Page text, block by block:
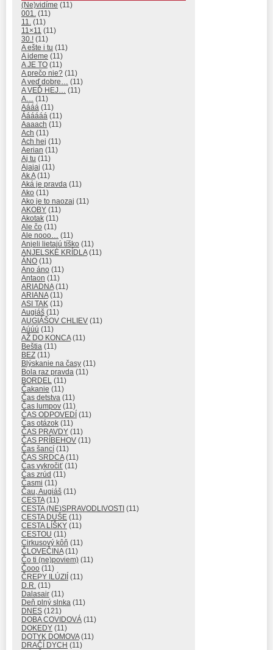
(Ne)vidíme (11)
001. (11)
11. (11)
11×11 (11)
30.! (11)
A ešte i tu (11)
A ideme (11)
A JE TO (11)
A prečo nie? (11)
A veď dobre… (11)
A VEĎ HEJ… (11)
A… (11)
Aááá (11)
Áááááá (11)
Aaaach (11)
Ach (11)
Ach hej (11)
Aerian (11)
Aj tu (11)
Ajajaj (11)
Ak A(11)
Aká je pravda (11)
Ako (11)
Ako je to naozaj (11)
AKOBY (11)
Akotak (11)
Ale čo (11)
Ale nooo… (11)
Anjeli lietajú tíško (11)
ANJELSKÉ KRÍDLA(11)
ÁNO (11)
Ano áno (11)
Antaon (11)
ARIADNA(11)
ARIANA(11)
ASI TAK (11)
Augiáš (11)
AUGIÁŠOV CHLIEV (11)
Aúúú (11)
AŽ DO KONCA(11)
Beštia (11)
BEZ (11)
Blýskanie na časy (11)
Bola raz pravda (11)
BORDEL (11)
Čakanie (11)
Čas detstva (11)
Čas lumpov (11)
ČAS ODPOVEDÍ (11)
Čas otázok (11)
ČAS PRAVDY (11)
ČAS PRÍBEHOV (11)
Čas šancí (11)
ČAS SRDCA(11)
Čas vykročiť (11)
Čas zrúd (11)
Časmi (11)
Čau, Augiáš (11)
CESTA(11)
CESTA (NE)SPRAVODLIVOSTI (11)
CESTA DUŠE (11)
CESTA LÍŠKY (11)
CESTOU (11)
Cirkusový kôň (11)
ČLOVEČINA(11)
Čo ti (ne)poviem) (11)
Čooo (11)
ČREPY ILÚZIÍ
(11)
D.R. (11)
Dalasair (11)
Deň plný slnka (11)
DNES (121)
DOBA COVIDOVÁ (11)
DOKEDY (11)
DOTYK DOMOVA(11)
DRAČÍ DYCH (11)